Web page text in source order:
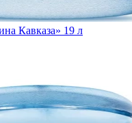
Кавказа» 19 л